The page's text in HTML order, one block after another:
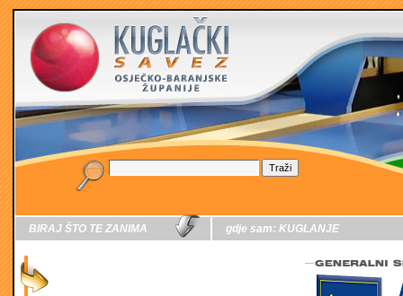
BIRAJ ŠTO TE ZANIMA gdje sam: KUGLANJE